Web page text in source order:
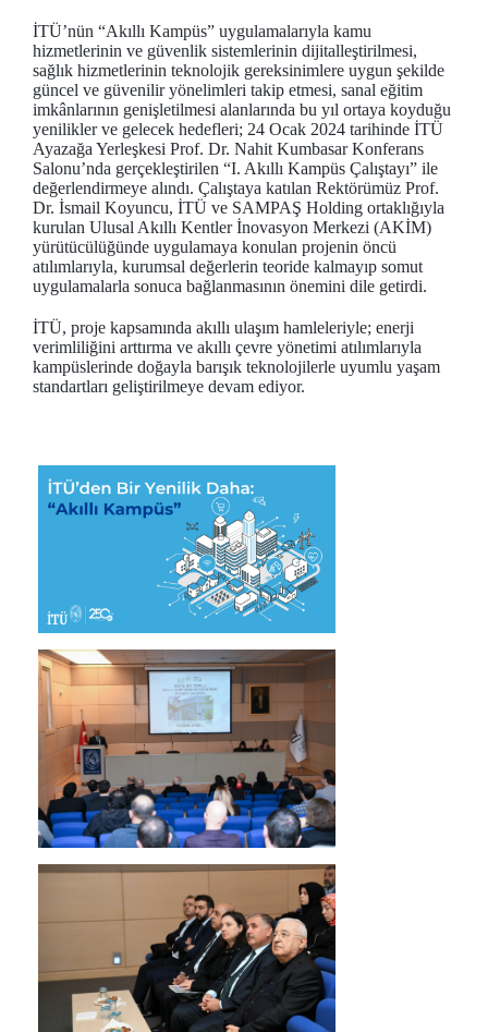
İTÜ’nün “Akıllı Kampüs” uygulamalarıyla kamu
hizmetlerinin ve güvenlik sistemlerinin dijitalleştirilmesi,
sağlık hizmetlerinin teknolojik gereksinimlere uygun şekilde
güncel ve güvenilir yönelimleri takip etmesi, sanal eğitim
imkânlarının genişletilmesi alanlarında bu yıl ortaya koyduğu
yenilikler ve gelecek hedefleri; 24 Ocak 2024 tarihinde İTÜ
Ayazağa Yerleşkesi Prof. Dr. Nahit Kumbasar Konferans
Salonu’nda gerçekleştirilen “I. Akıllı Kampüs Çalıştayı” ile
değerlendirmeye alındı. Çalıştaya katılan Rektörümüz Prof.
Dr. İsmail Koyuncu, İTÜ ve SAMPAŞ Holding ortaklığıyla
kurulan Ulusal Akıllı Kentler İnovasyon Merkezi (AKİM)
yürütücülüğünde uygulamaya konulan projenin öncü
atılımlarıyla, kurumsal değerlerin teoride kalmayıp somut
uygulamalarla sonuca bağlanmasının önemini dile getirdi.
İTÜ, proje kapsamında akıllı ulaşım hamleleriyle; enerji
verimliliğini arttırma ve akıllı çevre yönetimi atılımlarıyla
kampüslerinde doğayla barışık teknolojilerle uyumlu yaşam
standartları geliştirilmeye devam ediyor.